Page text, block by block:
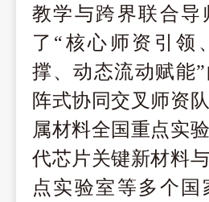
教学与跨界联合导
了“核心师资引领
撑、动态流动赋能
阵式协同交叉师资
属材料全国重点实
代芯片关键新材料
点实验室等多个国